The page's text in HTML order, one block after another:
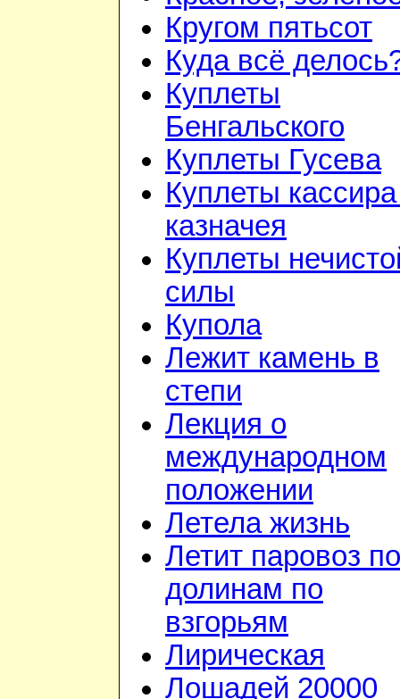
Кругом пятьсот
Куда всё
Куплеты
Бенгальского
Куплеты Гусева
Куплеты
казначея
Куплеты
силы
Купола
Лежит камень в
степи
Лекция о
международном
положении
Летела жизнь
Летит паровоз по
долинам по
взгорьям
Лирическая
Лошадей 20000